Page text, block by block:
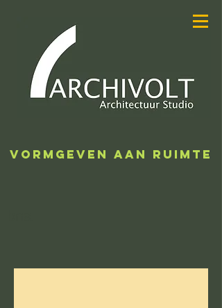
ARCHIVOLT
ARCHITECTUUR
STUDIO
VORMGEVEN AAN RUIMTE